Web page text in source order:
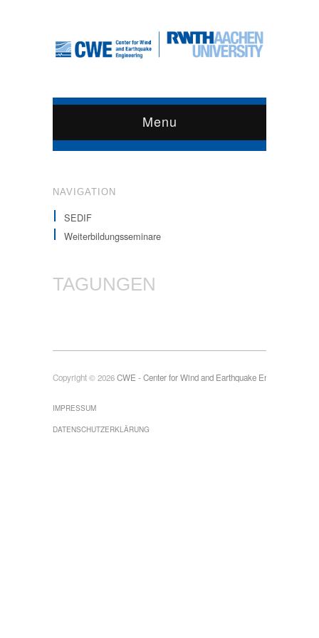
Menu
NAVIGATION
SEDIF
Weiterbildungsseminare
TAGUNGEN
Copyright © 2026CWE - Center for Wind and Earthquake Engineering
IMPRESSUM
DATENSCHUTZERKLÄRUNG